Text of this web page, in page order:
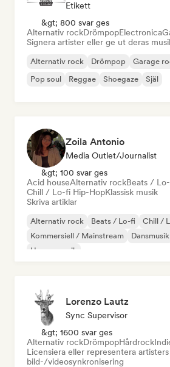
Etikett
&gt; 800 svar ges
Alternativ rockDrömpopElectronica
Signera artister eller ge ut deras
Alternativ rock Drömpop Garage
Pop soul
Reggae Shoegaze Själ
Zoila Antonio
Media Outlet/Journalist
&gt; 100 svar ges
Acid houseAlternativ rockBeats /
Chill / Lo-fi Hip-HopKlassisk musik
Skriva artiklar
Alternativ rock Beats / Lo-fi
Chill /
Kommersiell / Mainstream
Dansmusik
House-musik
Lorenzo Lautz
Sync Supervisor
&gt; 1600 svar ges
Alternativ rockDrömpopHårdrock
Licensiera eller representera
bild-/videosynkronisering